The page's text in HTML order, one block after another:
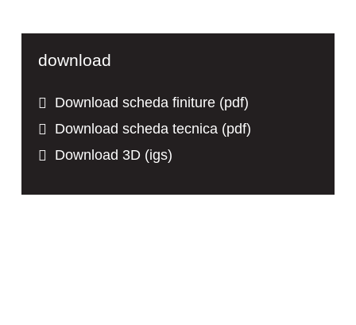
download
Download scheda finiture (pdf)
Download scheda tecnica (pdf)
Download 3D (igs)